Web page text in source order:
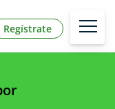
Regístrate